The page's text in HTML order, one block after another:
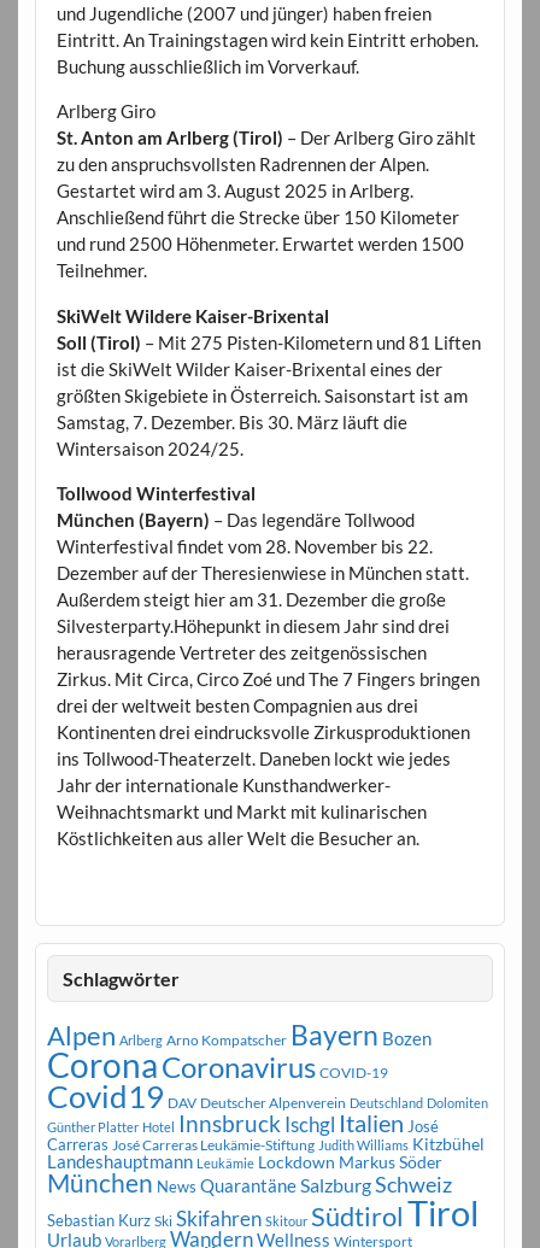
und Jugendliche (2007 und jünger) haben freien
Eintritt. An Trainingstagen wird kein Eintritt erhoben.
Buchung ausschließlich im Vorverkauf.
Arlberg Giro
St. Anton am Arlberg (Tirol) – Der Arlberg Giro zählt
zu den anspruchsvollsten Radrennen der Alpen.
Gestartet wird am 3. August 2025 in Arlberg.
Anschließend führt die Strecke über 150 Kilometer
und rund 2500 Höhenmeter. Erwartet werden 1500
Teilnehmer.
SkiWelt Wildere Kaiser-Brixental
Soll (Tirol) – Mit 275 Pisten-Kilometern und 81 Liften
ist die SkiWelt Wilder Kaiser-Brixental eines der
größten Skigebiete in Österreich. Saisonstart ist am
Samstag, 7. Dezember. Bis 30. März läuft die
Wintersaison 2024/25.
Tollwood Winterfestival
München (Bayern) – Das legendäre Tollwood
Winterfestival findet vom 28. November bis 22.
Dezember auf der Theresienwiese in München statt.
Außerdem steigt hier am 31. Dezember die große
Silvesterparty.Höhepunkt in diesem Jahr sind drei
herausragende Vertreter des zeitgenössischen
Zirkus. Mit Circa, Circo Zoé und The 7 Fingers bringen
drei der weltweit besten Compagnien aus drei
Kontinenten drei eindrucksvolle Zirkusproduktionen
ins Tollwood-Theaterzelt. Daneben lockt wie jedes
Jahr der internationale Kunsthandwerker-
Weihnachtsmarkt und Markt mit kulinarischen
Köstlichkeiten aus aller Welt die Besucher an.
Schlagwörter
Alpen Arlberg Arno Kompatscher Bayern Bozen
CoronaCoronavirus COVID-19
Covid19 DAV Deutscher Alpenverein Deutschland Dolomiten
Günther Platter Hotel Innsbruck Ischgl Italien José
Carreras José Carreras Leukämie-Stiftung Judith Williams Kitzbühel
Landeshauptmann Leukämie Lockdown Markus Söder
München News Quarantäne SalzburgSchweiz
Sebastian Kurz Ski Skifahren Skitour SüdtirolTirol
Urlaub Vorarlberg WandernWellness Wintersport